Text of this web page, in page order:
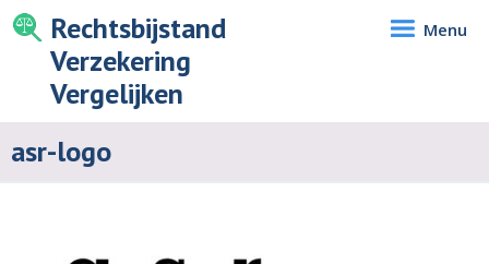
Rechtsbijstand
Verzekering
Vergelijken
Menu
asr-logo